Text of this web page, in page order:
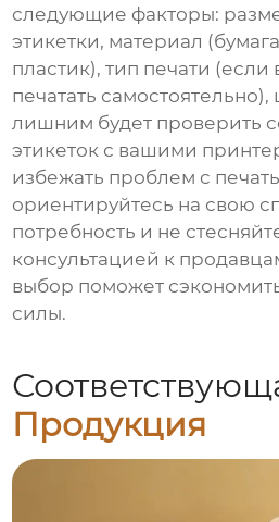
следующие факторы:
этикетки, материал
пластик), тип печати (если
печатать
лишним будет проверить
этикеток с вашими
избежать проблем с
ориентируйтесь на свою
потребность и не
консультацией к
выбор поможет
силы.
Продукция